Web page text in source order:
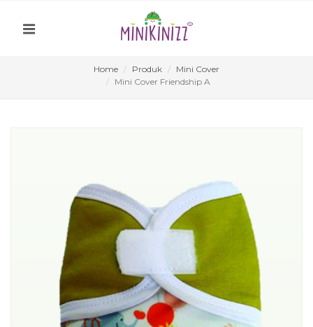
Home Produk
Mini Cover
Mini Cover Friendship A